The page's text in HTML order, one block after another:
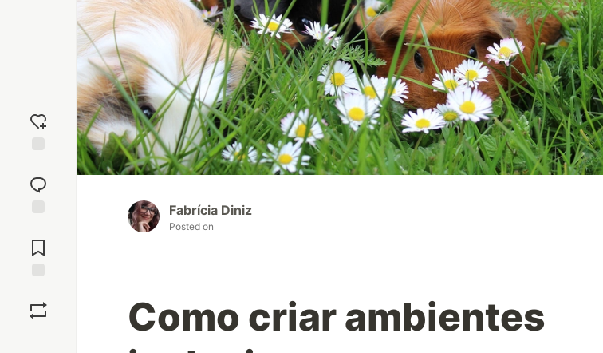
reaction
Comments
Fabrícia Diniz
Posted on
Como criar ambientes